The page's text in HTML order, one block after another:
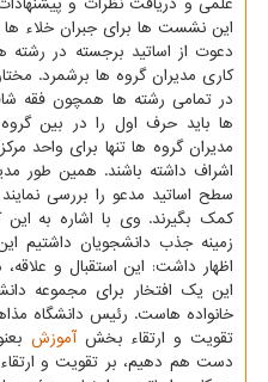
این نشست ها برای جبران خلاء
دعوت از اساتید برجسته در
كاری مدیران گروه ها برشمرد.
در تمامی رشته ها همچون فقه
ها باید حرف اول را در بین
مدیران گروه ها تنها برای واحد
اشراف داشته باشند. همین طور
سطح اساتید مدعو را بررسی
كمك بگیرند. وی با اشاره به این
زمینه جذب دانشجویان داشتیم
اظهار داشت: این استقبال و
این یك افتخار برای مجموعه
خانواده هاست. رئیس دانشگاه
تقویت و ارتقاء بخشآموزش
دست هم دهیم، بر تقویت و